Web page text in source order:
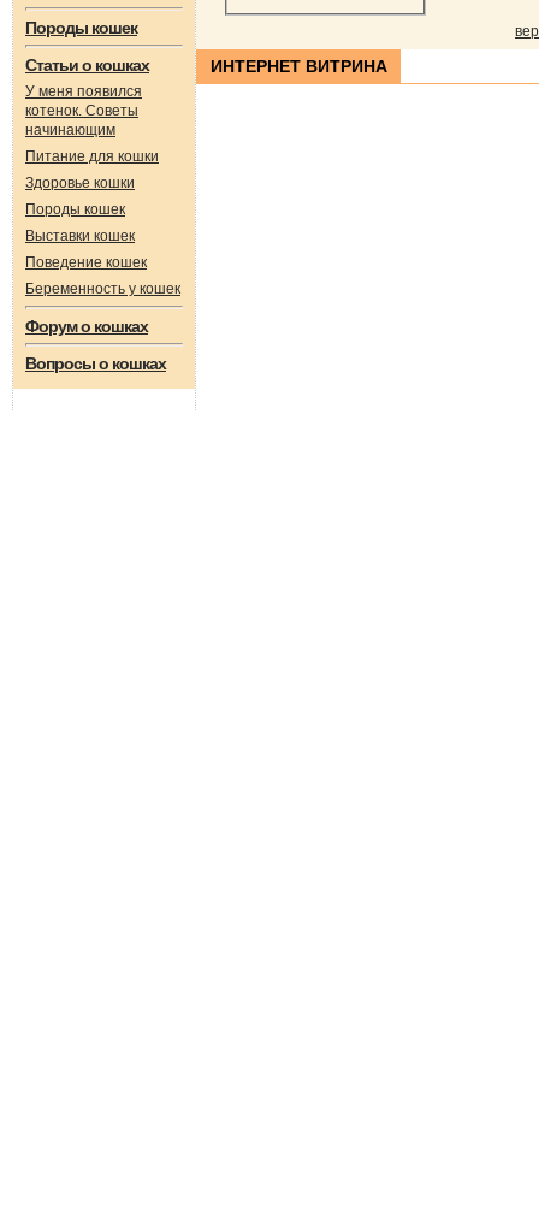
Породы кошек
Статьи о кошках
У меня появился
котенок. Советы
начинающим
Питание для кошки
Здоровье кошки
Породы кошек
Выставки кошек
Поведение кошек
Беременность у кошек
Форум о кошках
Вопросы о кошках
ИНТЕРНЕТ ВИТРИНА